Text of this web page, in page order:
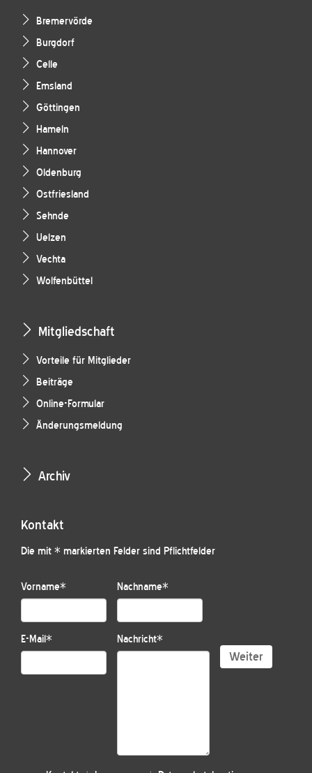
Bremervörde
Burgdorf
Celle
Emsland
Göttingen
Hameln
Hannover
Oldenburg
Ostfriesland
Sehnde
Uelzen
Vechta
Wolfenbüttel
Mitgliedschaft
Vorteile für Mitglieder
Beiträge
Online-Formular
Änderungsmeldung
Archiv
Kontakt
Die mit * markierten Felder sind Pflichtfelder
Vorname* Nachname*
E-Mail* Nachricht*
Weiter